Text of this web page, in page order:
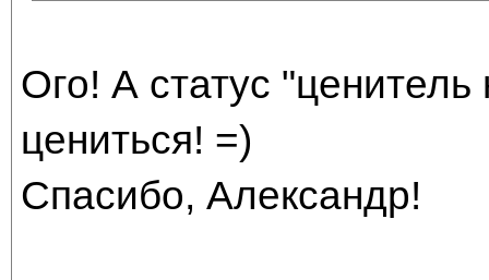
Ого! А статус
цениться! =)
Спасибо, Александр!